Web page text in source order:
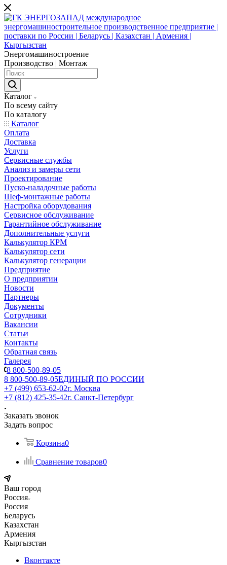
Энергомашиностроение
Производство | Монтаж
Каталог
По всему сайту
По каталогу
Каталог
Оплата
Доставка
Услуги
Сервисные службы
Анализ и замеры сети
Проектирование
Пуско-наладочные работы
Шеф-монтажные работы
Настройка оборудования
Сервисное обслуживание
Гарантийное обслуживание
Дополнительные услуги
Калькулятор КРМ
Калькулятор сети
Калькулятор генерации
Предприятие
О предприятии
Новости
Партнеры
Документы
Сотрудники
Вакансии
Статьи
Контакты
Обратная связь
Галерея
8 800-500-89-05
8 800-500-89-05ЕДИНЫЙ ПО РОССИИ
+7 (499) 653-62-02г. Москва
+7 (812) 425-35-42г. Санкт-Петербург
Заказать звонок
Задать вопрос
Корзина0
Сравнение товаров0
Ваш город
Россия
Россия
Беларусь
Казахстан
Армения
Кыргызстан
Вконтакте